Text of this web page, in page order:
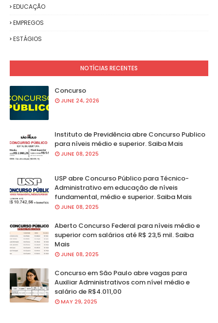
EDUCAÇÃO
EMPREGOS
ESTÁGIOS
NOTÍCIAS RECENTES
Concurso
JUNE 24, 2026
Instituto de Previdência abre Concurso Publico
para níveis médio e superior. Saiba Mais
JUNE 08, 2025
USP abre Concurso Público para Técnico-
Administrativo em educação de níveis
fundamental, médio e superior. Saiba Mais
JUNE 08, 2025
Aberto Concurso Federal para níveis médio e
superior com salários até R$ 23,5 mil. Saiba
Mais
JUNE 08, 2025
Concurso em São Paulo abre vagas para
Auxiliar Administrativos com nível médio e
salário de R$4.011,00
MAY 29, 2025